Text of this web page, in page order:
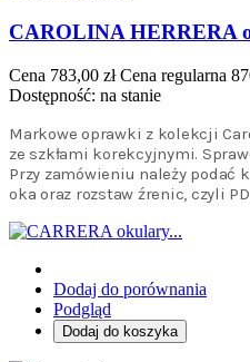
CAROLINA HERRERA
Cena 783,00 zł Cena regularna
Dostępność: na stanie
Markowe oprawki z kolekcji
ze szkłami korekcyjnymi.
Przy zamówieniu należy podać
oka oraz rozstaw źrenic, czyli
Dodaj do porównania
Podgląd
Dodaj do koszyka